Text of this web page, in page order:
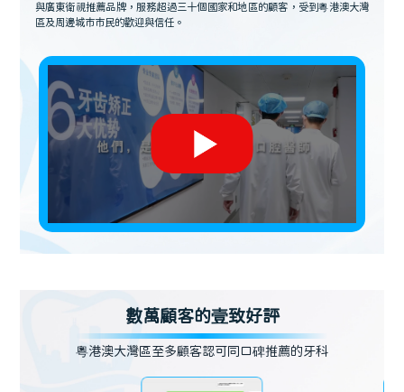
與廣東衛視推薦品牌，服務超過三十個國家和地區的顧客，受到粵港澳大灣
區及周邊城市市民的歡迎與信任。
數萬顧客的壹致好評
粵港澳大灣區至多顧客認可同口碑推薦的牙科